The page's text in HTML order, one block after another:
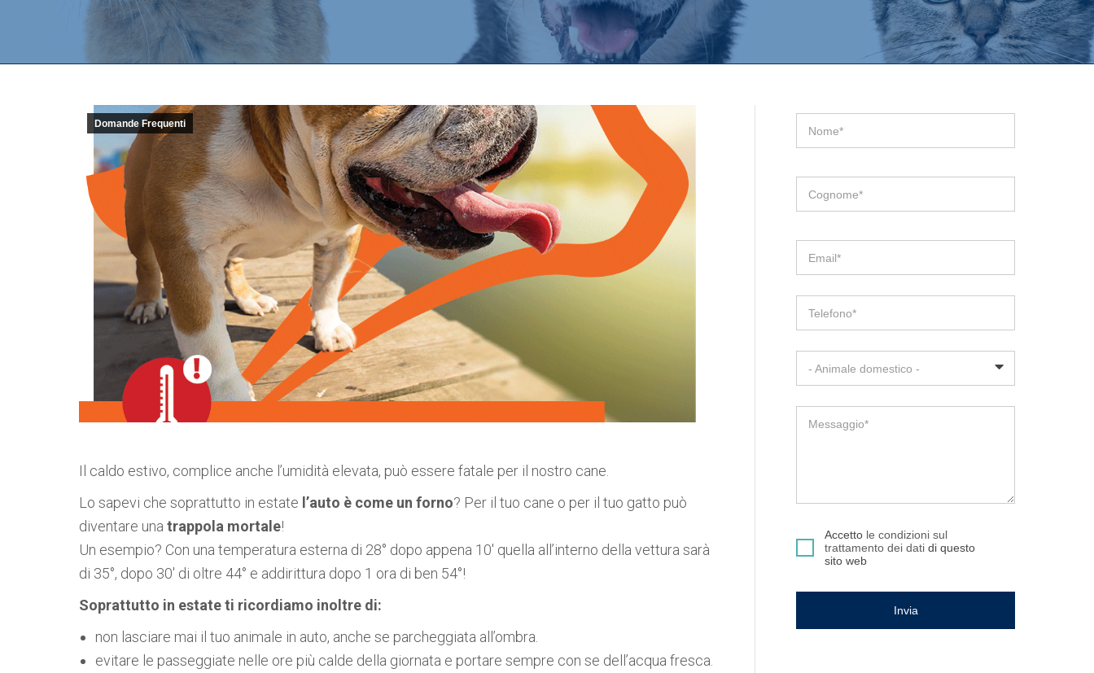
Domande Frequenti
Il caldo estivo, complice anche l’umidità elevata, può essere fatale per il nostro cane.
Lo sapevi che soprattutto in estate l’auto è come un forno? Per il tuo cane o per il tuo gatto può
diventare una trappola mortale!
Un esempio? Con una temperatura esterna di 28° dopo appena 10′ quella all’interno della vettura sarà
di 35°, dopo 30′ di oltre 44° e addirittura dopo 1 ora di ben 54°!
Soprattutto in estate ti ricordiamo inoltre di:
non lasciare mai il tuo animale in auto, anche se parcheggiata all’ombra.
evitare le passeggiate nelle ore più calde della giornata e portare sempre con se dell’acqua fresca.
Nome*
Cognome*
Email*
Telefono*
- Animale domestico -
Messaggio*
Accetto le condizioni sul
trattamento dei dati di questo
sito web
Invia